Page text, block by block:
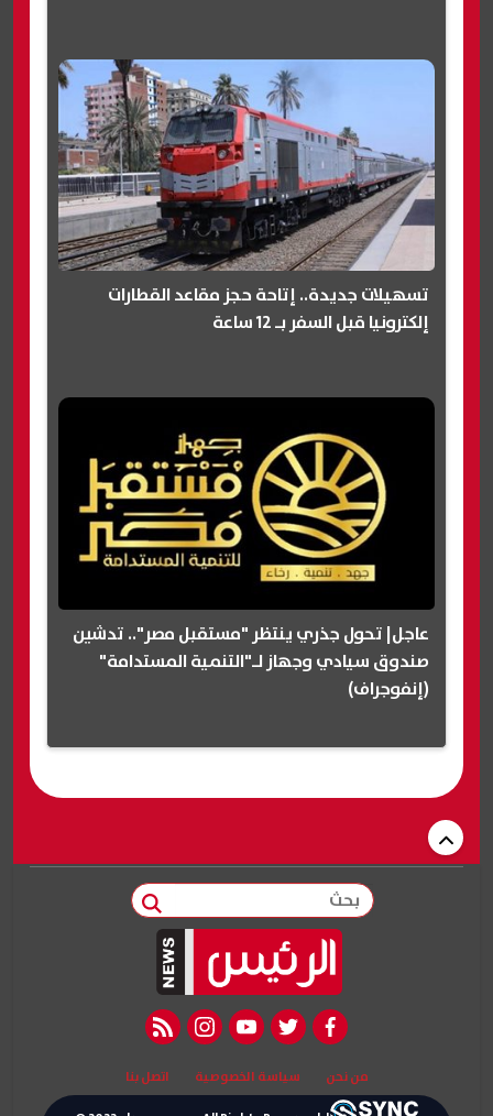
تسهيلات جديدة.. إتاحة حجز مقاعد القطارات
إلكترونيا قبل السفر بـ 12 ساعة
عاجل| تحول جذري ينتظر "مستقبل مصر".. تدشين
صندوق سيادي وجهاز لـ"التنمية المستدامة"
(إنفوجراف)
بحث
facebook
twitter
youtube
instagram
rss feed
من نحن سياسة الخصوصية اتصل بنا